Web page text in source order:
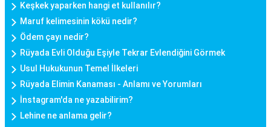
Keşkek yaparken hangi et kullanılır?
Maruf kelimesinin kökü nedir?
Ödem çayı nedir?
Rüyada Evli Olduğu Eşiyle Tekrar Evlendiğini Görmek
Usul Hukukunun Temel İlkeleri
Rüyada Elimin Kanaması - Anlamı ve Yorumları
İnstagram'da ne yazabilirim?
Lehine ne anlama gelir?